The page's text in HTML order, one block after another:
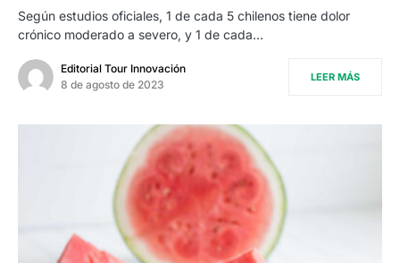
Según estudios oficiales, 1 de cada 5 chilenos tiene dolor
crónico moderado a severo, y 1 de cada…
Editorial Tour Innovación
8 de agosto de 2023
LEER MÁS